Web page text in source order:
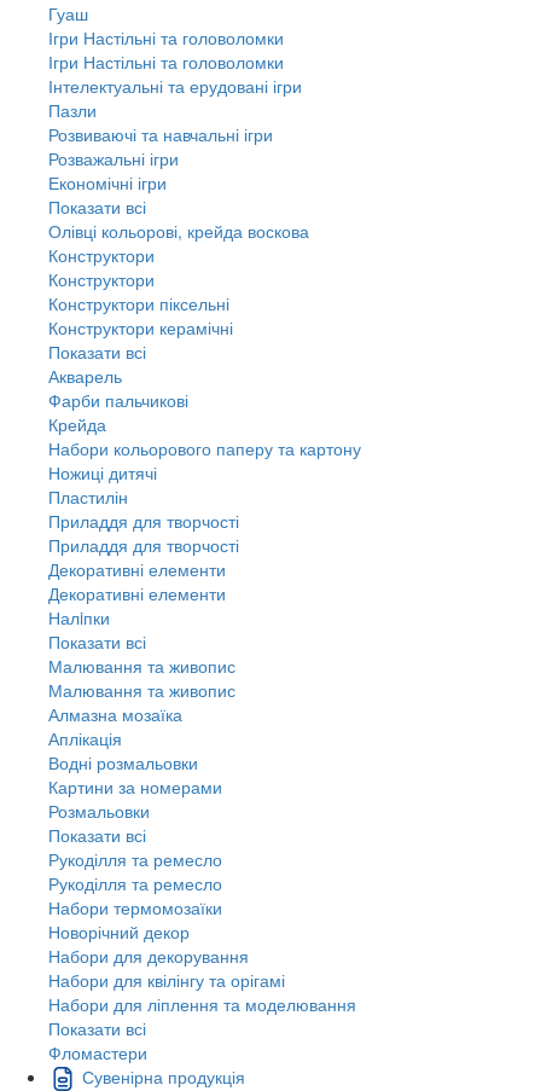
Гуаш
Ігри Настільні та головоломки
Ігри Настільні та головоломки
Інтелектуальні та ерудовані ігри
Пазли
Розвиваючі та навчальні ігри
Розважальні ігри
Економічні ігри
Показати всі
Олівці кольорові, крейда воскова
Конструктори
Конструктори
Конструктори піксельні
Конструктори керамічні
Показати всі
Акварель
Фарби пальчикові
Крейда
Набори кольорового паперу та картону
Ножиці дитячі
Пластилін
Приладдя для творчості
Приладдя для творчості
Декоративні елементи
Декоративні елементи
Налiпки
Показати всі
Малювання та живопис
Малювання та живопис
Алмазна мозаїка
Аплікація
Водні розмальовки
Картини за номерами
Розмальовки
Показати всі
Рукоділля та ремесло
Рукоділля та ремесло
Набори термомозаїки
Новорічний декор
Набори для декорування
Набори для квілінгу та орігамі
Набори для ліплення та моделювання
Показати всі
Фломастери
Сувенірна продукція